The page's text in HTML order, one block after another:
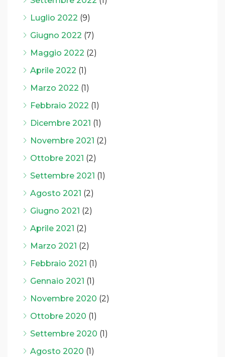
Luglio 2022 (9)
Giugno 2022 (7)
Maggio 2022 (2)
Aprile 2022 (1)
Marzo 2022 (1)
Febbraio 2022 (1)
Dicembre 2021 (1)
Novembre 2021 (2)
Ottobre 2021 (2)
Settembre 2021 (1)
Agosto 2021 (2)
Giugno 2021 (2)
Aprile 2021 (2)
Marzo 2021 (2)
Febbraio 2021 (1)
Gennaio 2021 (1)
Novembre 2020 (2)
Ottobre 2020 (1)
Settembre 2020 (1)
Agosto 2020 (1)